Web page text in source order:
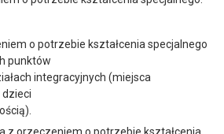
o potrzebie kształcenia specjalnego
punktów
integracyjnych (miejsca